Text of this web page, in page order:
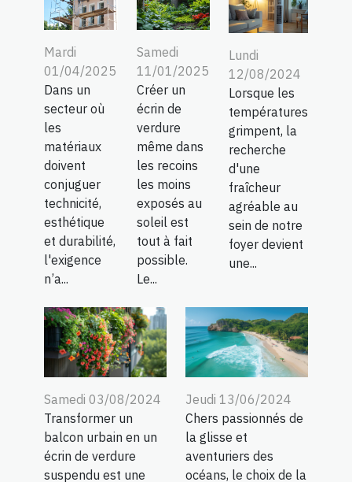
Mardi
01/04/2025
Dans un
secteur où
les
matériaux
doivent
conjuguer
technicité,
esthétique
et durabilité,
l'exigence
n’a...
Samedi
11/01/2025
Créer un
écrin de
verdure
même dans
les recoins
les moins
exposés au
soleil est
tout à fait
possible.
Le...
Lundi
12/08/2024
Lorsque les
températures
grimpent, la
recherche
d'une
fraîcheur
agréable au
sein de notre
foyer devient
une...
Samedi 03/08/2024
Transformer un
balcon urbain en un
écrin de verdure
suspendu est une
Jeudi 13/06/2024
Chers passionnés de
la glisse et
aventuriers des
océans, le choix de la